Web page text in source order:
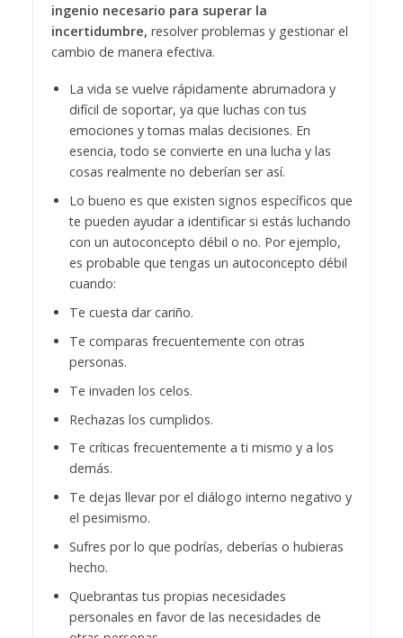
ingenio necesario para superar la
incertidumbre, resolver problemas y gestionar el
cambio de manera efectiva.
La vida se vuelve rápidamente abrumadora y
difícil de soportar, ya que luchas con tus
emociones y tomas malas decisiones. En
esencia, todo se convierte en una lucha y las
cosas realmente no deberían ser así.
Lo bueno es que existen signos específicos que
te pueden ayudar a identificar si estás luchando
con un autoconcepto débil o no. Por ejemplo,
es probable que tengas un autoconcepto débil
cuando:
Te cuesta dar cariño.
Te comparas frecuentemente con otras
personas.
Te invaden los celos.
Rechazas los cumplidos.
Te críticas frecuentemente a ti mismo y a los
demás.
Te dejas llevar por el diálogo interno negativo y
el pesimismo.
Sufres por lo que podrías, deberías o hubieras
hecho.
Quebrantas tus propias necesidades
personales en favor de las necesidades de